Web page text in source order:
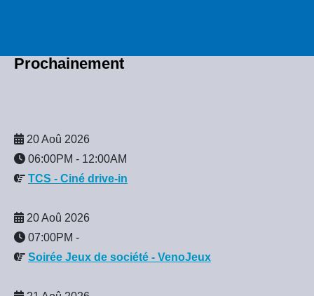
Prochainement
20 Aoû 2026
06:00PM - 12:00AM
TCS - Ciné drive-in
20 Aoû 2026
07:00PM -
Soirée Jeux de société - VenoJeux